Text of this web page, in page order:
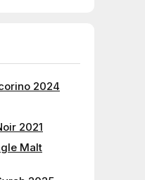
2024
2021
Malt